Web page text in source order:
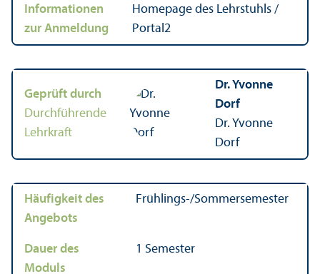
Informationen
zur Anmeldung
Homepage des Lehr­stuhls /
Portal2
Geprüft durch
Durchführende
Lehr­kraft
Dr. Yvonne
Dorf
Dr. Yvonne
Dorf
Häufigkeit des
Angebots
Frühlings-/Sommersemester
Dauer des
Moduls
1 Semester